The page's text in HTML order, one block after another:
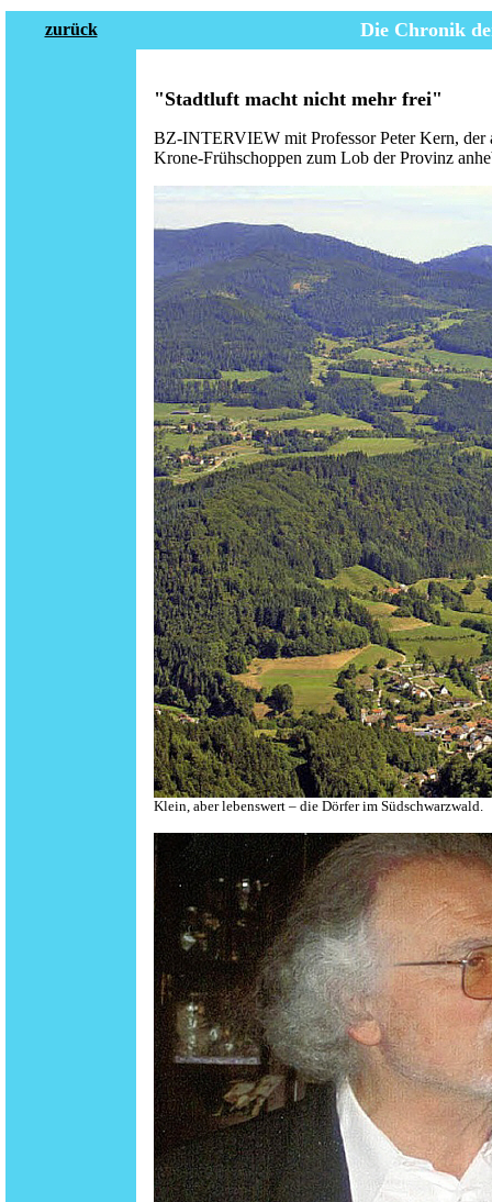
zurück Die Chronik
"Stadtluft macht nicht mehr frei"
BZ-INTERVIEW mit Professor Peter Kern, der
Krone-Frühschoppen zum Lob der Provinz
Klein, aber lebenswert – die Dörfer im